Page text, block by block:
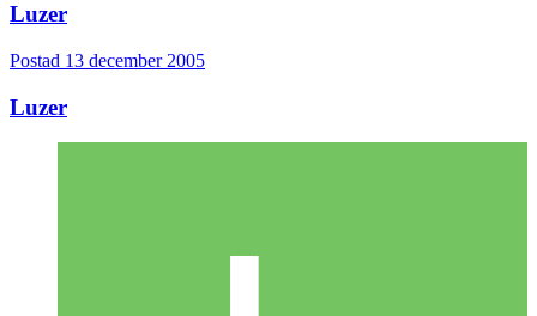
Luzer
Postad 13 december 2005
Luzer